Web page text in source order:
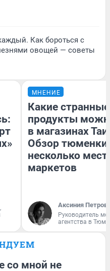
Как бороться с
овощей — советы
МНЕНИЕ
Какие странные
продукты
в магазинах
Обзор тюменки
несколько
маркетов
Аксиния
Руководитель
агентства в
со мной не